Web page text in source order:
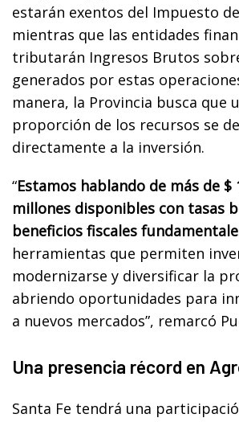
estarán exentos del Impuesto
mientras que las entidades
tributarán Ingresos Brutos
generados por estas
manera, la Provincia busca que
proporción de los recursos se
directamente a la inversión.
“Estamos hablando de más de $
millones disponibles con tasas
beneficios fiscales
herramientas que permiten
modernizarse y diversificar la
abriendo oportunidades para
a nuevos mercados”, remarcó
Una presencia récord en
Santa Fe tendrá una